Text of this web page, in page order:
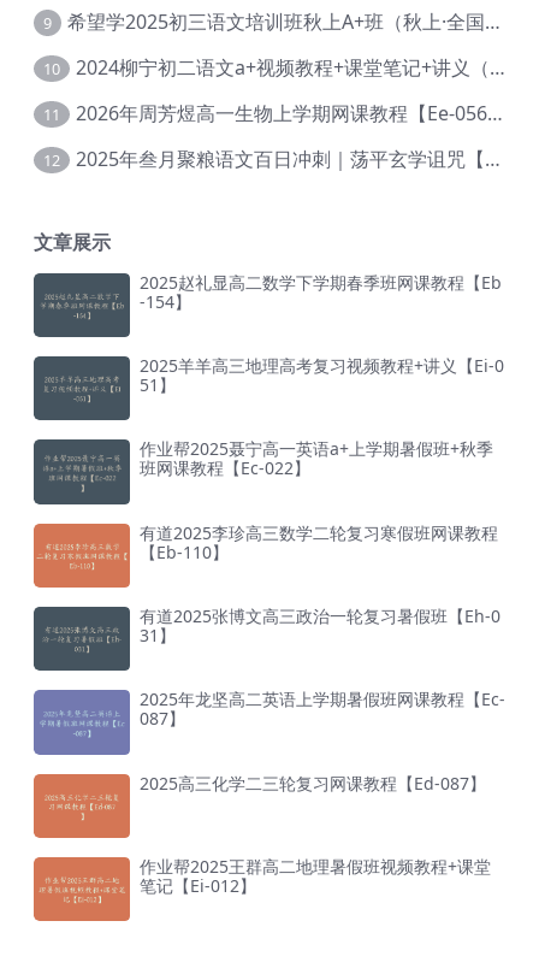
9 希望学2025初三语文培训班秋上A+班（秋上·全国版·A+）【Da-031】
10 2024柳宁初二语文a+视频教程+课堂笔记+讲义（暑假班+秋季班）【Da-003】
11 2026年周芳煜高一生物上学期网课教程【Ee-056】
12 2025年叁月聚粮语文百日冲刺｜荡平玄学诅咒【Ea-001】
文章展示
2025赵礼显高二数学下学期春季班网课教程【Eb
-154】
2025羊羊高三地理高考复习视频教程+讲义【Ei-0
51】
作业帮2025聂宁高一英语a+上学期暑假班+秋季
班网课教程【Ec-022】
有道2025李珍高三数学二轮复习寒假班网课教程
【Eb-110】
有道2025张博文高三政治一轮复习暑假班【Eh-0
31】
2025年龙坚高二英语上学期暑假班网课教程【Ec-
087】
2025高三化学二三轮复习网课教程【Ed-087】
作业帮2025王群高二地理暑假班视频教程+课堂
笔记【Ei-012】